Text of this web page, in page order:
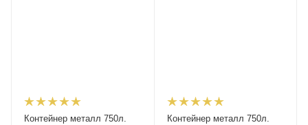
Контейнер металл 750л.
Контейнер металл 750л.